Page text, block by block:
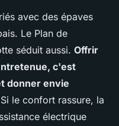
avec des épaves
Le Plan de
séduit aussi. Offrir
c'est
donner envie
le confort rassure, la
électrique